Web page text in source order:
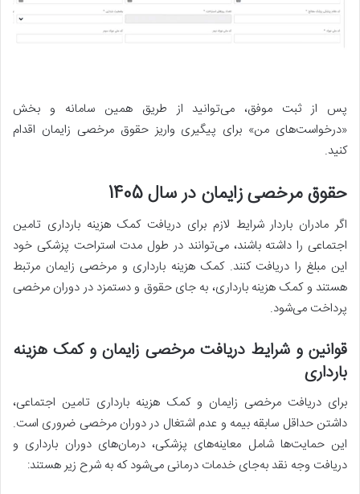
پس از ثبت موفق، می‌توانید از طریق همین سامانه و بخش
«درخواست‌های من» برای پیگیری واریز حقوق مرخصی زایمان اقدام
کنید.
حقوق مرخصی زایمان در سال 1405
اگر مادران باردار شرایط لازم برای دریافت کمک هزینه بارداری تامین
اجتماعی را داشته باشند،‌ می‌توانند در طول مدت استراحت پزشکی خود
این مبلغ را دریافت کنند. کمک هزینه بارداری و مرخصی زایمان مرتبط
هستند و کمک هزینه بارداری، به جای حقوق و دستمزد در دوران مرخصی
پرداخت می‌شود.
قوانین و شرایط دریافت مرخصی زایمان و کمک هزینه
بارداری
برای دریافت مرخصی زایمان و کمک هزینه بارداری تامین اجتماعی،
داشتن حداقل سابقه بیمه و عدم اشتغال در دوران مرخصی ضروری است.
این حمایت‌ها شامل معاینه‌های پزشکی، درمان‌های دوران بارداری و
دریافت وجه نقد به‌جای خدمات درمانی می‌شود که به شرح زیر هستند: